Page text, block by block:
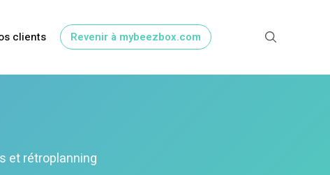
clients Revenir à mybeezbox.com
et rétroplanning